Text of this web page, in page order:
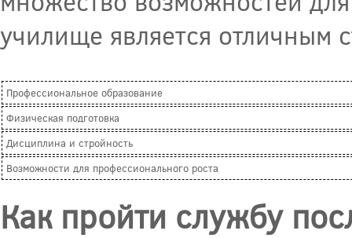
училище является отличным
Профессиональное образование
Физическая подготовка
Дисциплина и стройность
Возможности для профессионального роста
Как пройти службу